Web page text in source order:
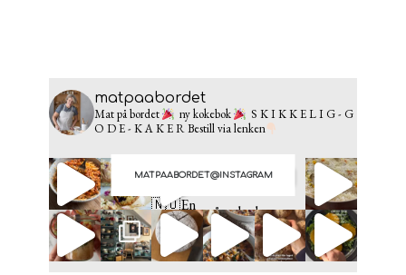
MATPAABORDET@INSTAGRAM
matpaabordet
Mat på bordet ny kokebok
S K I K K E L I G - G
O D E - K A K E RBestill via lenken